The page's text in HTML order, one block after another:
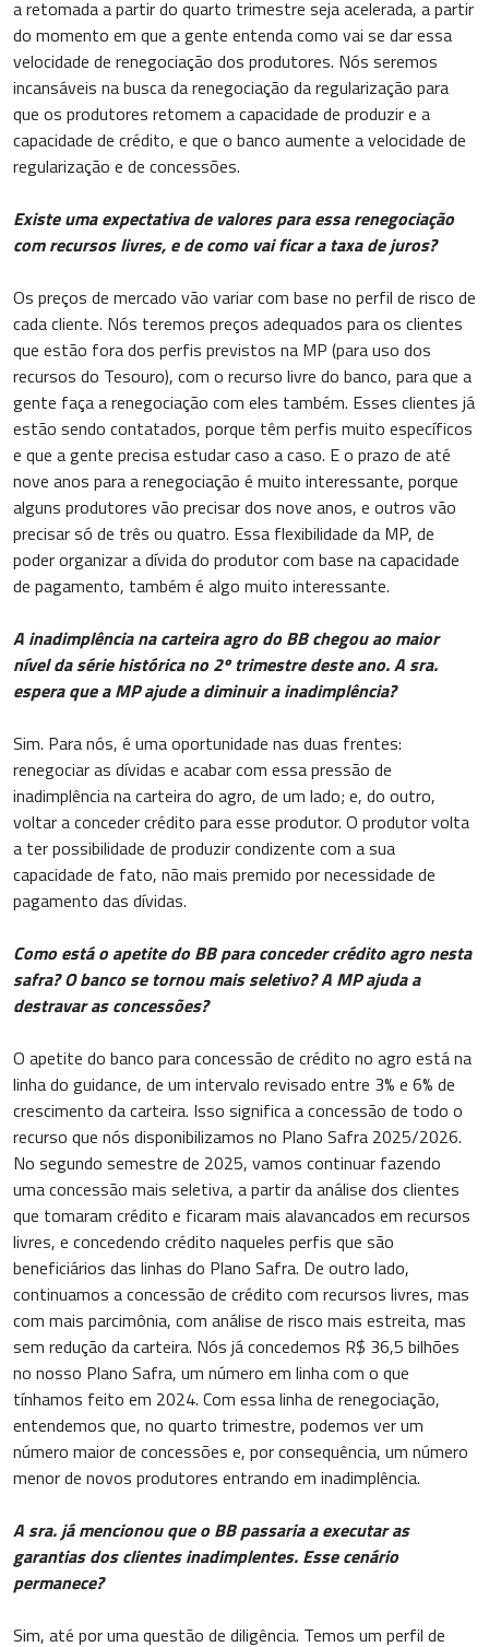
a retomada a partir do quarto trimestre seja acelerada, a partir
do momento em que a gente entenda como vai se dar essa
velocidade de renegociação dos produtores. Nós seremos
incansáveis na busca da renegociação da regularização para
que os produtores retomem a capacidade de produzir e a
capacidade de crédito, e que o banco aumente a velocidade de
regularização e de concessões.
Existe uma expectativa de valores para essa renegociação
com recursos livres, e de como vai ficar a taxa de juros?
Os preços de mercado vão variar com base no perfil de risco de
cada cliente. Nós teremos preços adequados para os clientes
que estão fora dos perfis previstos na MP (para uso dos
recursos do Tesouro), com o recurso livre do banco, para que a
gente faça a renegociação com eles também. Esses clientes já
estão sendo contatados, porque têm perfis muito específicos
e que a gente precisa estudar caso a caso. E o prazo de até
nove anos para a renegociação é muito interessante, porque
alguns produtores vão precisar dos nove anos, e outros vão
precisar só de três ou quatro. Essa flexibilidade da MP, de
poder organizar a dívida do produtor com base na capacidade
de pagamento, também é algo muito interessante.
A inadimplência na carteira agro do BB chegou ao maior
nível da série histórica no 2º trimestre deste ano. A sra.
espera que a MP ajude a diminuir a inadimplência?
Sim. Para nós, é uma oportunidade nas duas frentes:
renegociar as dívidas e acabar com essa pressão de
inadimplência na carteira do agro, de um lado; e, do outro,
voltar a conceder crédito para esse produtor. O produtor volta
a ter possibilidade de produzir condizente com a sua
capacidade de fato, não mais premido por necessidade de
pagamento das dívidas.
Como está o apetite do BB para conceder crédito agro nesta
safra? O banco se tornou mais seletivo? A MP ajuda a
destravar as concessões?
O apetite do banco para concessão de crédito no agro está na
linha do guidance, de um intervalo revisado entre 3% e 6% de
crescimento da carteira. Isso significa a concessão de todo o
recurso que nós disponibilizamos no Plano Safra 2025/2026.
No segundo semestre de 2025, vamos continuar fazendo
uma concessão mais seletiva, a partir da análise dos clientes
que tomaram crédito e ficaram mais alavancados em recursos
livres, e concedendo crédito naqueles perfis que são
beneficiários das linhas do Plano Safra. De outro lado,
continuamos a concessão de crédito com recursos livres, mas
com mais parcimônia, com análise de risco mais estreita, mas
sem redução da carteira. Nós já concedemos R$ 36,5 bilhões
no nosso Plano Safra, um número em linha com o que
tínhamos feito em 2024. Com essa linha de renegociação,
entendemos que, no quarto trimestre, podemos ver um
número maior de concessões e, por consequência, um número
menor de novos produtores entrando em inadimplência.
A sra. já mencionou que o BB passaria a executar as
garantias dos clientes inadimplentes. Esse cenário
permanece?
Sim, até por uma questão de diligência. Temos um perfil de